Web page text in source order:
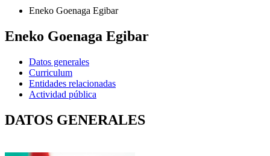
Eneko Goenaga Egibar
Eneko Goenaga Egibar
Datos generales
Curriculum
Entidades relacionadas
Actividad pública
DATOS GENERALES